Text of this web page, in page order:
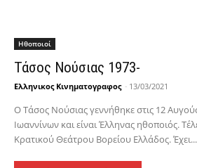
Hθοποιοί
Τάσος Νούσιας 1973-
Ελληνικος Κινηματογραφος - 13/03/2021
Ο Τάσος Νούσιας γεννήθηκε στις 12
Ιωαννίνων και είναι Έλληνας ηθοποιός.
Κρατικού Θεάτρου Βορείου Ελλάδος. Έχει...